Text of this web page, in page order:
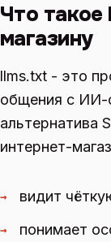
Что такое
магазину
llms.txt - это
общения с ИИ-
альтернатива
интернет-
→ видит
→
понимает